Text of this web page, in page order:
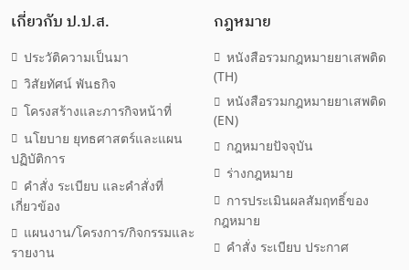
เกี่ยวกับ ป.ป.ส.
ประวัติความเป็นมา
วิสัยทัศน์ พันธกิจ
โครงสร้างและภารกิจหน้าที่
นโยบาย ยุทธศาสตร์และแผน
ปฏิบัติการ
คำสั่ง ระเบียบ และคำสั่งที่
เกี่ยวข้อง
แผนงาน/โครงการ/กิจกรรมและ
รายงาน
กฎหมาย
หนังสือรวมกฎหมายยาเสพติด
(TH)
หนังสือรวมกฎหมายยาเสพติด
(EN)
กฎหมายปัจจุบัน
ร่างกฎหมาย
การประเมินผลสัมฤทธิ์ของ
กฎหมาย
คำสั่ง ระเบียบ ประกาศ